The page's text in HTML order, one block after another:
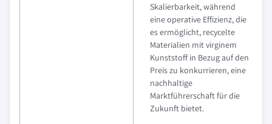
Skalierbarkeit, während
eine operative Effizienz, die
es ermöglicht, recycelte
Materialien mit virginem
Kunststoff in Bezug auf den
Preis zu konkurrieren, eine
nachhaltige
Marktführerschaft für die
Zukunft bietet.